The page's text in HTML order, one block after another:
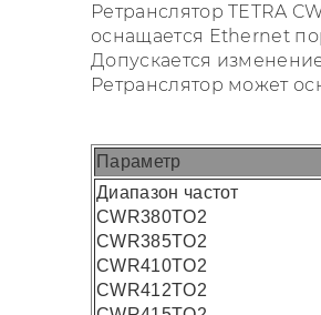
Ретранслятор TETRA
оснащается Ethernet
Допускается
Ретранслятор может
Параметр
Диапазон частот
CWR380TO2
CWR385TO2
CWR410TO2
CWR412TO2